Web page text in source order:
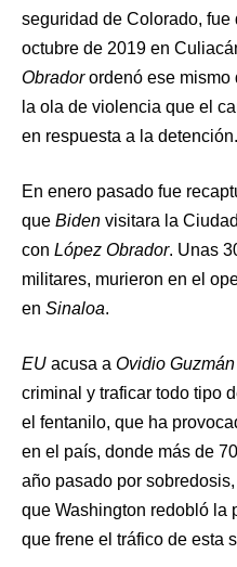
seguridad de Colorado, fue
octubre de 2019 en
Obradorordenó ese mismo
la ola de violencia que el
en respuesta a la detención.
En enero pasado fue
que Biden visitara la
con López Obrador. Unas
militares, murieron en el
en Sinaloa.
EU acusa a Ovidio Guzmán
criminal y traficar todo tipo
el fentanilo, que ha
en el país, donde más de
año pasado por
que Washington redobló la
que frene el tráfico de esta